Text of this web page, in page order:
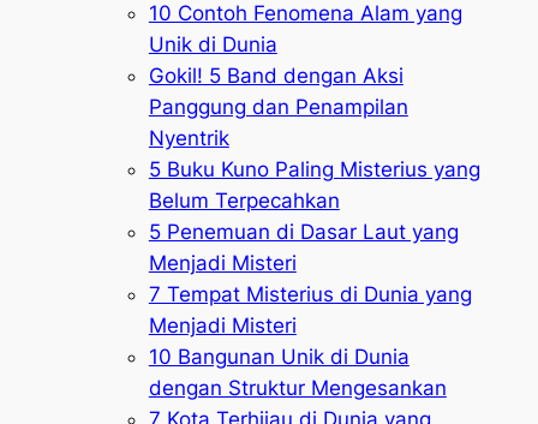
10 Contoh Fenomena Alam yang
Unik di Dunia
Gokil! 5 Band dengan Aksi
Panggung dan Penampilan
Nyentrik
5 Buku Kuno Paling Misterius yang
Belum Terpecahkan
5 Penemuan di Dasar Laut yang
Menjadi Misteri
7 Tempat Misterius di Dunia yang
Menjadi Misteri
10 Bangunan Unik di Dunia
dengan Struktur Mengesankan